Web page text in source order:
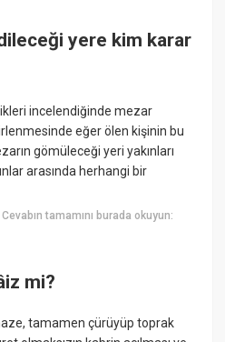
yere kim karar
incelendiğinde mezar
eğer ölen kişinin bu
gömüleceği yeri yakınları
arasında herhangi bir
Cevabın tamamını burada okuyun:
mi?
tamamen çürüyüp toprak